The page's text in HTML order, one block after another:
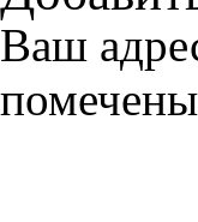
Ваш
помечены